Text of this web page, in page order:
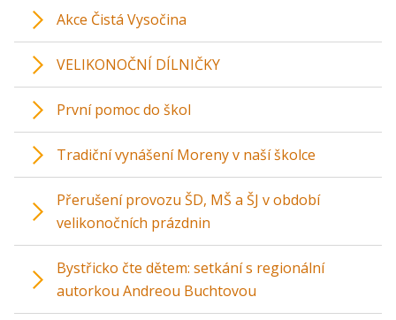
Akce Čistá Vysočina
VELIKONOČNÍ DÍLNIČKY
První pomoc do škol
Tradiční vynášení Moreny v naší školce
Přerušení provozu ŠD, MŠ a ŠJ v období
velikonočních prázdnin
Bystřicko čte dětem: setkání s regionální
autorkou Andreou Buchtovou